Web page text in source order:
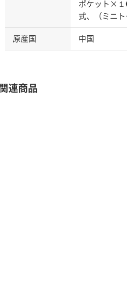
ポケット×１
式、（ミニ
原産国 中国
関連商品